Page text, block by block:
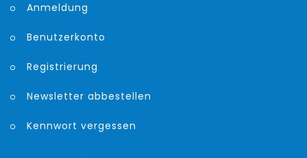
Anmeldung
Benutzerkonto
Registrierung
Newsletter abbestellen
Kennwort vergessen